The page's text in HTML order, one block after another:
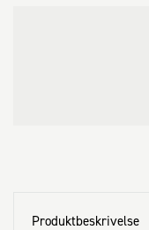
Produktbeskrivelse